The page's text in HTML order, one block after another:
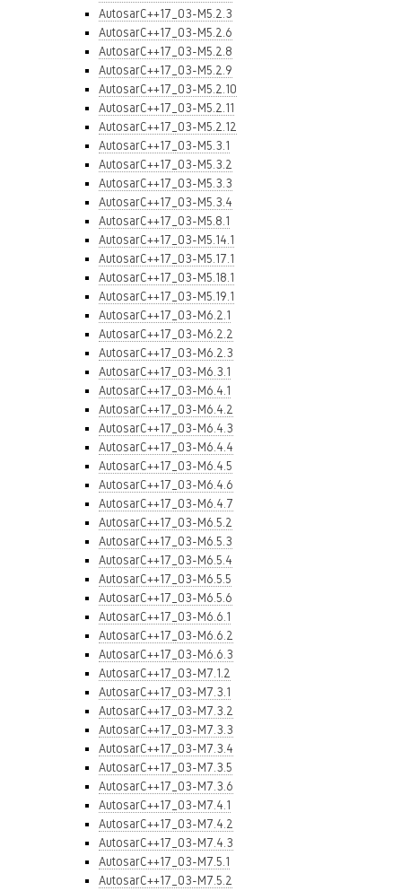
AutosarC++17_03-M5.2.3
AutosarC++17_03-M5.2.6
AutosarC++17_03-M5.2.8
AutosarC++17_03-M5.2.9
AutosarC++17_03-M5.2.10
AutosarC++17_03-M5.2.11
AutosarC++17_03-M5.2.12
AutosarC++17_03-M5.3.1
AutosarC++17_03-M5.3.2
AutosarC++17_03-M5.3.3
AutosarC++17_03-M5.3.4
AutosarC++17_03-M5.8.1
AutosarC++17_03-M5.14.1
AutosarC++17_03-M5.17.1
AutosarC++17_03-M5.18.1
AutosarC++17_03-M5.19.1
AutosarC++17_03-M6.2.1
AutosarC++17_03-M6.2.2
AutosarC++17_03-M6.2.3
AutosarC++17_03-M6.3.1
AutosarC++17_03-M6.4.1
AutosarC++17_03-M6.4.2
AutosarC++17_03-M6.4.3
AutosarC++17_03-M6.4.4
AutosarC++17_03-M6.4.5
AutosarC++17_03-M6.4.6
AutosarC++17_03-M6.4.7
AutosarC++17_03-M6.5.2
AutosarC++17_03-M6.5.3
AutosarC++17_03-M6.5.4
AutosarC++17_03-M6.5.5
AutosarC++17_03-M6.5.6
AutosarC++17_03-M6.6.1
AutosarC++17_03-M6.6.2
AutosarC++17_03-M6.6.3
AutosarC++17_03-M7.1.2
AutosarC++17_03-M7.3.1
AutosarC++17_03-M7.3.2
AutosarC++17_03-M7.3.3
AutosarC++17_03-M7.3.4
AutosarC++17_03-M7.3.5
AutosarC++17_03-M7.3.6
AutosarC++17_03-M7.4.1
AutosarC++17_03-M7.4.2
AutosarC++17_03-M7.4.3
AutosarC++17_03-M7.5.1
AutosarC++17_03-M7.5.2